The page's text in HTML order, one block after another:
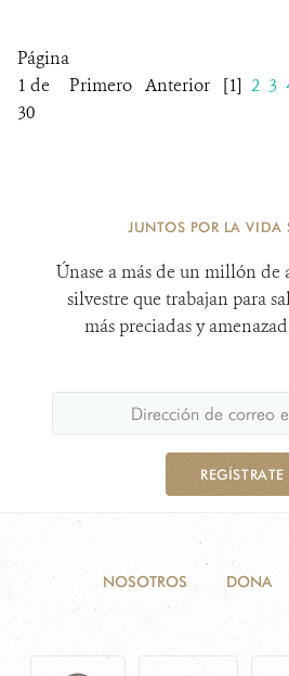
Página
1 de
30
Primero Anterior [1] 2 3
JUNTOS POR LA VIDA
Únase a más de un millón de
silvestre que trabajan para
más preciadas y
REGÍSTRATE
NOSOTROS DONA